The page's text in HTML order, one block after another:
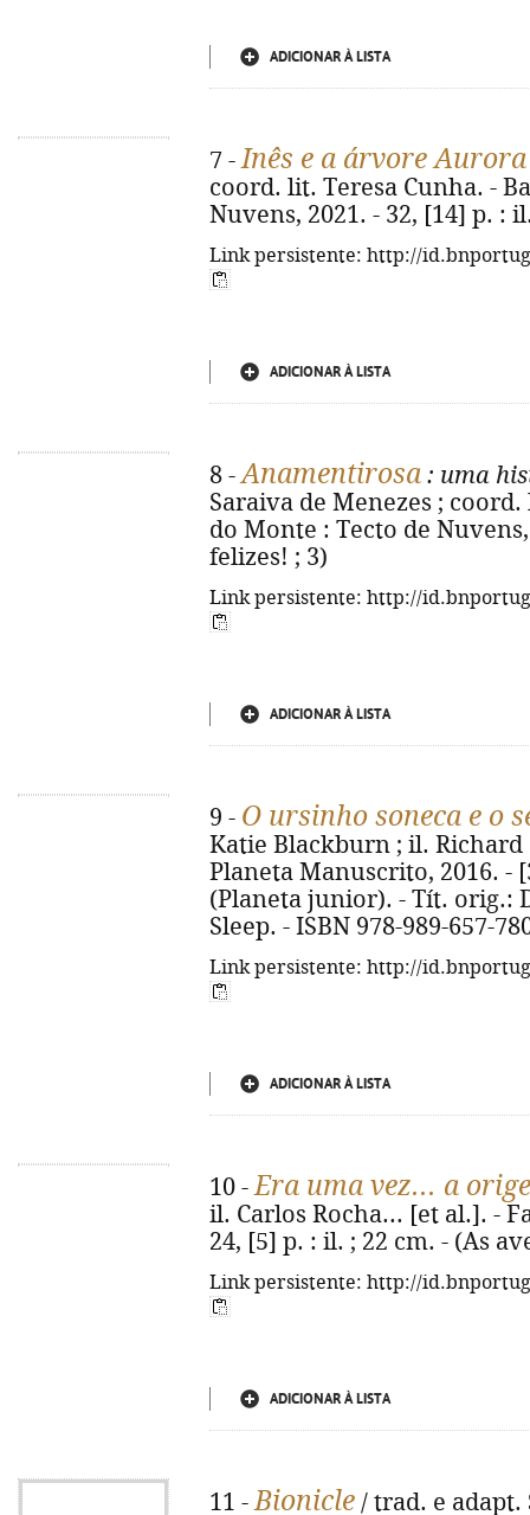
ADICIONAR À LISTA
7 -Inês e a árvore Aurora
coord. lit. Teresa Cunha. -
Nuvens, 2021. - 32, [14] p. :
Link persistente: http://
ADICIONAR À LISTA
8 -Anamentirosa : uma
Saraiva de Menezes ;
do Monte : Tecto de
felizes! ; 3)
Link persistente: http://
ADICIONAR À LISTA
9 - O ursinho soneca e o
Katie Blackburn ; il. Richard
Planeta Manuscrito, 2016. -
(Planeta junior). - Tít. orig.:
Sleep. - ISBN 978-989-657-
Link persistente: http://
ADICIONAR À LISTA
10 -Era uma vez... a
il. Carlos Rocha... [et al.]. -
24, [5] p. : il. ; 22 cm. - (As
Link persistente: http://
ADICIONAR À LISTA
11 -Bionicle / trad. e adapt.